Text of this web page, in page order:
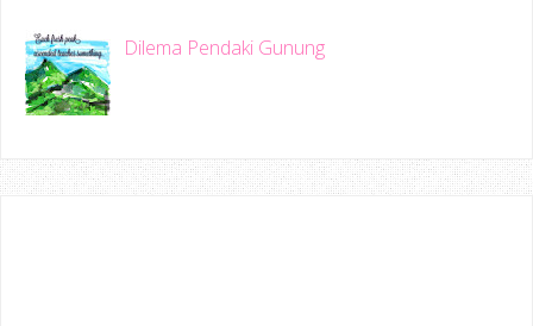
Dilema Pendaki Gunung